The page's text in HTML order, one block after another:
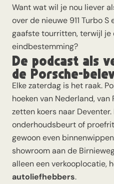
Want wat wil je nou liever
over de nieuwe 911 Turbo
gaafste tourritten, terwijl je
eindbestemming?
De podcast als
de Porsche-
Elke zaterdag is het raak.
hoeken van Nederland,
zetten koers naar
onderhoudsbeurt of
gewoon even
showroom aan de
alleen een verkooplocatie,
autoliefhebbers.